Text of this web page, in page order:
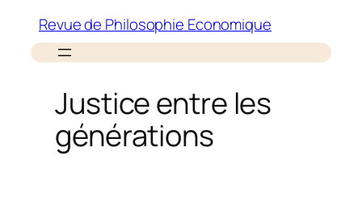
contenu
Revue de Philosophie Economique
Justice entre les
générations